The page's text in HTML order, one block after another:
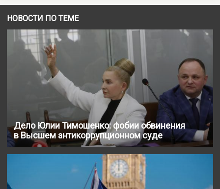
НОВОСТИ ПО ТЕМЕ
Дело Юлии Тимошенко: фобии обвинения
в Высшем антикоррупционном суде